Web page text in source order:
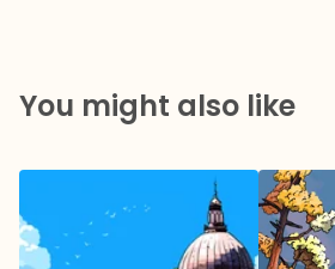
You might also like